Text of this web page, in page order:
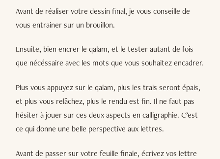
Avant de réaliser votre dessin final, je vous conseille de
vous entrainer sur un brouillon.
Ensuite, bien encrer le qalam, et le tester autant de fois
que nécéssaire avec les mots que vous souhaitez encadrer.
Plus vous appuyez sur le qalam, plus les trais seront épais,
et plus vous relâchez, plus le rendu est fin. Il ne faut pas
hésiter à jouer sur ces deux aspects en calligraphie. C’est
ce qui donne une belle perspective aux lettres.
Avant de passer sur votre feuille finale, écrivez vos lettre